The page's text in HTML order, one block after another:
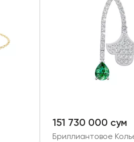
151 730 000 сум
Бриллиантовое